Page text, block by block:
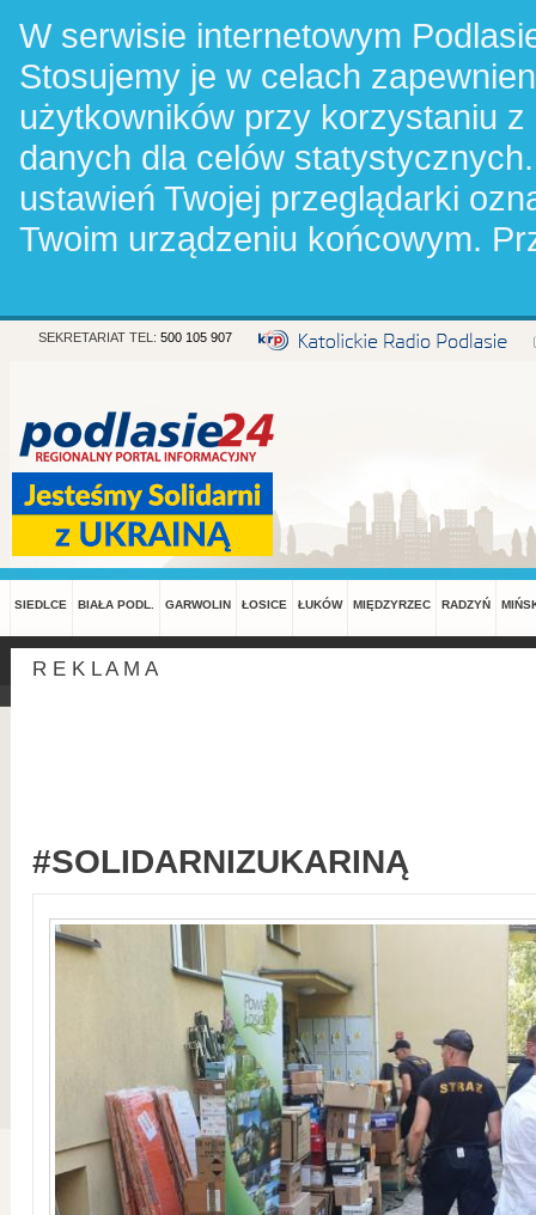
W serwisie internetowym
Stosujemy je w celach
użytkowników przy korzystaniu
danych dla celów
ustawień Twojej przeglądarki
Twoim urządzeniu końcowym.
SEKRETARIAT TEL: 500 105 907
SIEDLCE BIAŁA PODL. GARWOLIN ŁOSICE ŁUKÓW MIĘDZYRZEC RADZYŃ
R E K L A M A
#SOLIDARNIZUKARINĄ